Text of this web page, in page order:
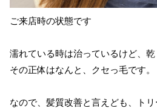
ご来店時の状態です
濡れている時は治っているけど、乾
その正体はなんと、クセっ毛です。
なので、髪質改善と言えども、ト